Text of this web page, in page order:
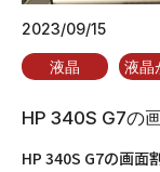
2023/09/15
液晶 液晶
HP 340S G7の
HP 340S G7の画面